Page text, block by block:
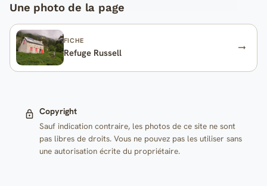
Une photo de la page
FICHE
Refuge Russell
Copyright
Sauf indication contraire, les photos de ce site ne sont
pas libres de droits. Vous ne pouvez pas les utiliser sans
une autorisation écrite du propriétaire.